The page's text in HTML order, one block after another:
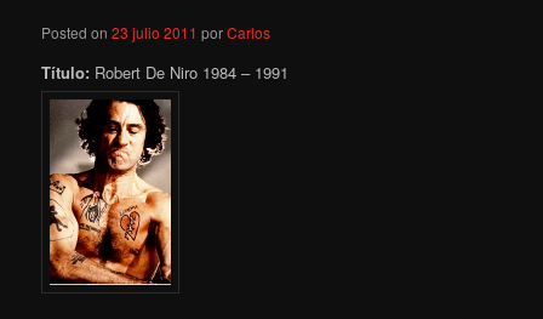
Posted on23 julio 2011 porCarlos
Título: Robert De Niro 1984 – 1991